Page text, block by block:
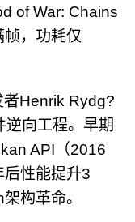
of War: Chains
，功耗仅
Henrik Rydg?
向工程。早期
API（2016
性能提升3
构革命。